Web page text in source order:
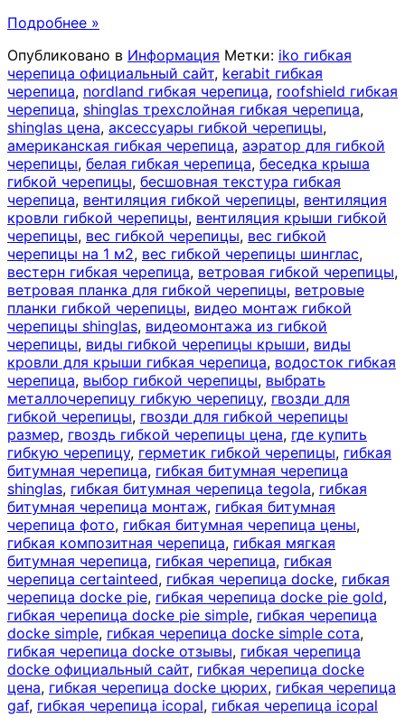
Подробнее »
Опубликовано в Информация Метки: iko гибкая
черепица официальный сайт, kerabit гибкая
черепица, nordland гибкая черепица, roofshield гибкая
черепица, shinglas трехслойная гибкая черепица,
shinglas цена, аксессуары гибкой черепицы,
американская гибкая черепица, аэратор для гибкой
черепицы, белая гибкая черепица, беседка крыша
гибкой черепицы, бесшовная текстура гибкая
черепица, вентиляция гибкой черепицы, вентиляция
кровли гибкой черепицы, вентиляция крыши гибкой
черепицы, вес гибкой черепицы, вес гибкой
черепицы на 1 м2, вес гибкой черепицы шинглас,
вестерн гибкая черепица, ветровая гибкой черепицы,
ветровая планка для гибкой черепицы, ветровые
планки гибкой черепицы, видео монтаж гибкой
черепицы shinglas, видеомонтажа из гибкой
черепицы, виды гибкой черепицы крыши, виды
кровли для крыши гибкая черепица, водосток гибкая
черепица, выбор гибкой черепицы, выбрать
металлочерепицу гибкую черепицу, гвозди для
гибкой черепицы, гвозди для гибкой черепицы
размер, гвоздь гибкой черепицы цена, где купить
гибкую черепицу, герметик гибкой черепицы, гибкая
битумная черепица, гибкая битумная черепица
shinglas, гибкая битумная черепица tegola, гибкая
битумная черепица монтаж, гибкая битумная
черепица фото, гибкая битумная черепица цены,
гибкая композитная черепица, гибкая мягкая
битумная черепица, гибкая черепица, гибкая
черепица certainteed, гибкая черепица docke, гибкая
черепица docke pie, гибкая черепица docke pie gold,
гибкая черепица docke pie simple, гибкая черепица
docke simple, гибкая черепица docke simple сота,
гибкая черепица docke отзывы, гибкая черепица
docke официальный сайт, гибкая черепица docke
цена, гибкая черепица docke цюрих, гибкая черепица
gaf, гибкая черепица icopal, гибкая черепица icopal